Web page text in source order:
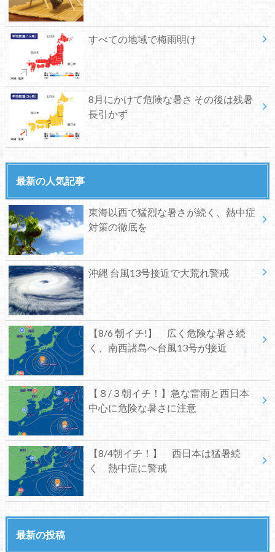
すべての地域で梅雨明け
8月にかけて危険な暑さ その後は残暑
長引かず
最新の人気記事
東海以西で猛烈な暑さが続く、熱中症
対策の徹底を
沖縄 台風13号接近で大荒れ警戒
【8/6 朝イチ!】 広く危険な暑さ続
く、南西諸島へ台風13号が接近
【８/３朝イチ！】急な雷雨と西日本
中心に危険な暑さに注意
【8/4朝イチ！】 西日本は猛暑続
く 熱中症に警戒
最新の投稿